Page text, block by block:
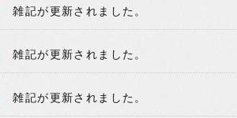
雑記が更新されました。
雑記が更新されました。
雑記が更新されました。